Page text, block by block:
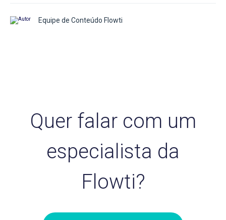
Equipe de Conteúdo Flowti
Quer falar com um
especialista da
Flowti?